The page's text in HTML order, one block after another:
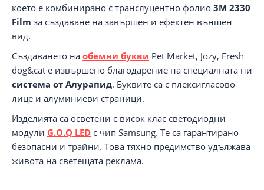
което е комбинирано с транслуцентно фолио 3М 2330
Film за създаване на завършен и ефектен външен
вид.
Създаването на обемни букви Pet Market, Jozy, Fresh
dog&cat е извършено благодарение на специалната ни
система от Алурапид. Буквите са с плексигласово
лице и алуминиеви страници.
Изделията са осветени с висок клас светодиодни
модули G.O.Q LED с чип Samsung. Те са гарантирано
безопасни и трайни. Това тяхно предимство удължава
живота на светещата реклама.